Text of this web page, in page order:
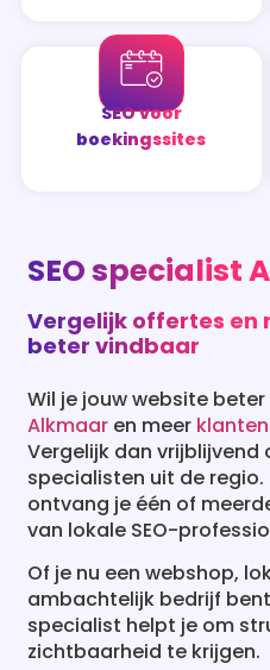
SEO voor
boekingssites
SEO specialist
Vergelijk offertes en
beter vindbaar
Wil je jouw website
Alkmaar en meer klanten
Vergelijk dan vrijblijvend
specialisten uit de regio.
ontvang je één of
van lokale SEO-
Of je nu een webshop,
ambachtelijk bedrijf bent
specialist helpt je om
zichtbaarheid te krijgen.